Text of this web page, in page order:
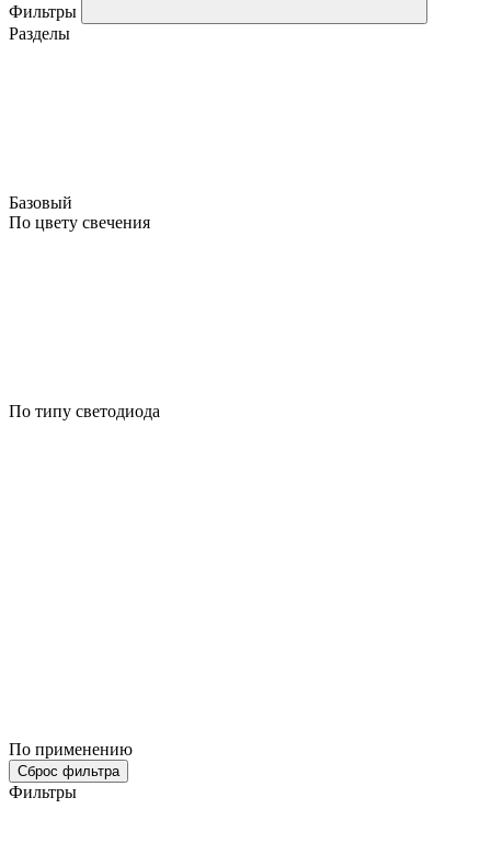
Фильтры
Разделы
Базовый
По цвету свечения
По типу светодиода
По применению
Сброс фильтра
Фильтры